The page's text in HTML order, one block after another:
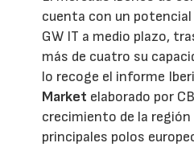
cuenta con un
GW IT a medio plazo,
más de cuatro su
lo recoge el informe
Market elaborado por
crecimiento de la
principales polos